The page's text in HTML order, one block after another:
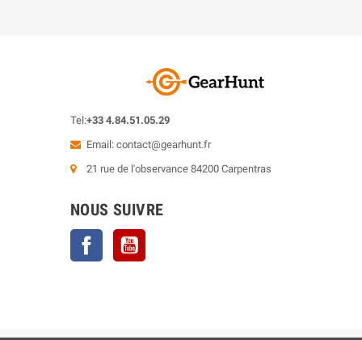
Tel:+33 4.84.51.05.29
Email: contact@gearhunt.fr
21 rue de l'observance 84200 Carpentras
NOUS SUIVRE
Facebook